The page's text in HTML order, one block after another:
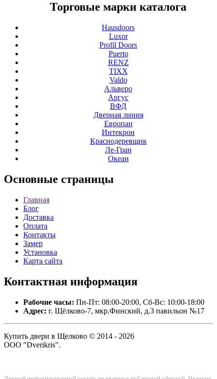
Торговые марки каталога
Hausdoors
Luxor
Profil Doors
Puerto
RENZ
TIXX
Valdo
Альверо
Аргус
ВФД
Дверная линия
Европан
Интекрон
Краснодеревщик
Ле-Гран
Океан
Основные страницы
Главная
Блог
Доставка
Оплата
Контакты
Замер
Установка
Карта сайта
Контактная информация
Рабочие часы: Пн-Пт: 08:00-20:00, Сб-Вс: 10:00-18:00
Адрес: г. Щёлково-7, мкр.Финский, д.3 павильон №17
Купить двери в Щелково © 2014 - 2026
ООО "Dverikris".